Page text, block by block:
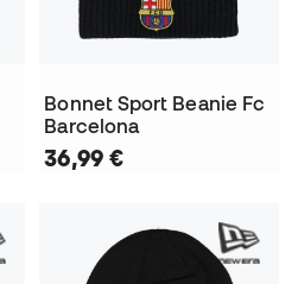
Bonnet Sport Beanie Fc
Barcelona
36,99 €